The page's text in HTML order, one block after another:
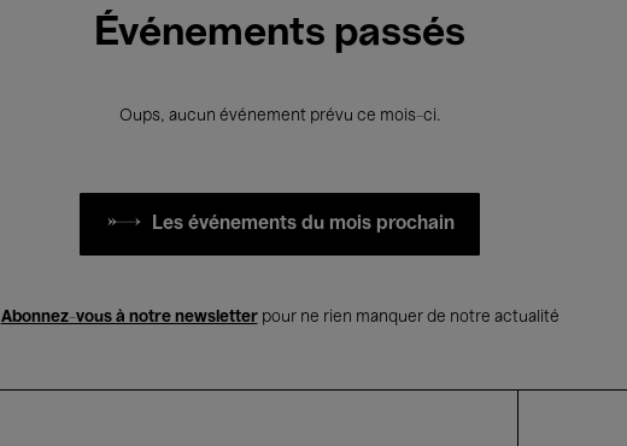
Événements passés
Oups, aucun événement prévu ce mois-ci.
Les événements du mois prochain
Abonnez-vous à notre newsletterpour ne rien manquer de notre actualité